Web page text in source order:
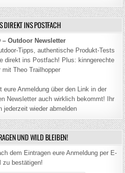
DIREKT INS POSTFACH
– Outdoor Newsletter
Tipps, authentische Produkt-Tests
direkt ins Postfach! Plus: kinngerechte
mit Theo Trailhopper
eure Anmeldung über den Link in der
Newsletter auch wirklich bekommt! Ihr
jederzeit wieder abmelden
UND WILD BLEIBEN!
dem Eintragen eure Anmeldung per E-
zu bestätigen!